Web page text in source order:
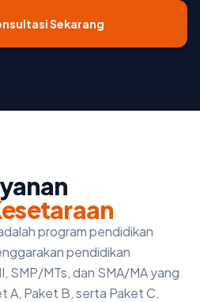
Sekarang
program pendidikan
pendidikan
SMP/MTs, dan SMA/MA yang
A, Paket B, serta Paket C.